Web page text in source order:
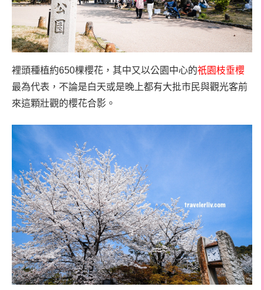
裡頭種植約650棵櫻花，其中又以公園中心的祇園枝垂櫻
最為代表，不論是白天或是晚上都有大批市民與觀光客前
來這顆壯觀的櫻花合影。